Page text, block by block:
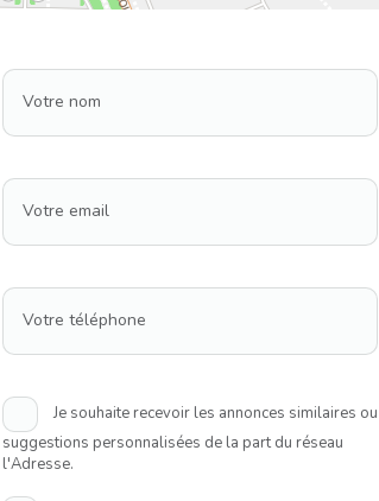
Votre nom
Votre email
Votre téléphone
Je souhaite recevoir les annonces similaires ou
suggestions personnalisées de la part du réseau
l'Adresse.